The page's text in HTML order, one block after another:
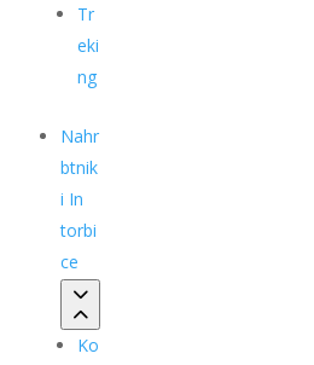
Tr
eki
ng
Nahr
btnik
i In
torbi
ce
Ko